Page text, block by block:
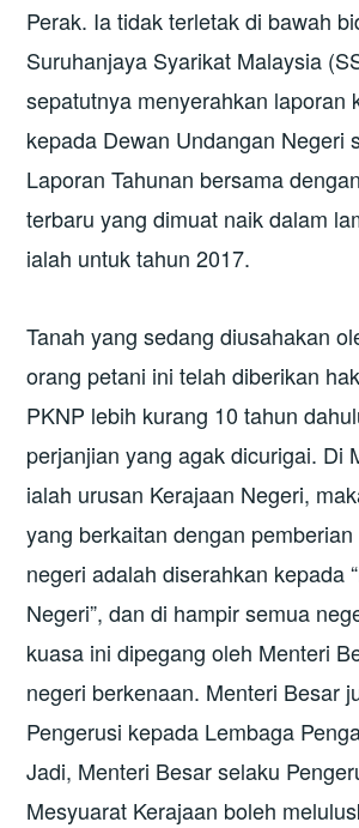
Perak. Ia tidak terletak di bawah
Suruhanjaya Syarikat Malaysia
sepatutnya menyerahkan laporan
kepada Dewan Undangan Negeri
Laporan Tahunan bersama
terbaru yang dimuat naik dalam
ialah untuk tahun 2017.
Tanah yang sedang diusahakan
orang petani ini telah diberikan
PKNP lebih kurang 10 tahun
perjanjian yang agak dicurigai. Di
ialah urusan Kerajaan Negeri,
yang berkaitan dengan
negeri adalah diserahkan kepada
Negeri”, dan di hampir semua
kuasa ini dipegang oleh Menteri
negeri berkenaan. Menteri Besar
Pengerusi kepada Lembaga
Jadi, Menteri Besar selaku
Mesyuarat Kerajaan boleh